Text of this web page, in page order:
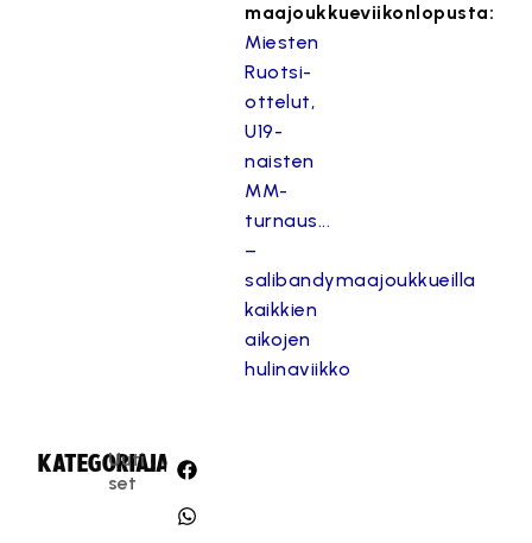
maajoukkueviikonlopusta:
Miesten
Ruotsi-
ottelut,
U19-
naisten
MM-
turnaus...
–
salibandymaajoukkueilla
kaikkien
aikojen
hulinaviikko
KATEGORIA:
Uuti
set
JAA: